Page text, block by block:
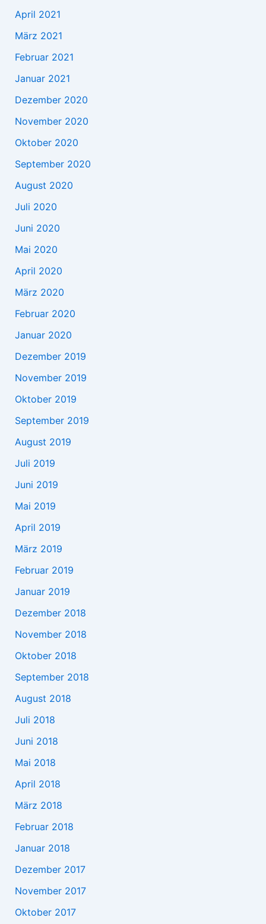
April 2021
März 2021
Februar 2021
Januar 2021
Dezember 2020
November 2020
Oktober 2020
September 2020
August 2020
Juli 2020
Juni 2020
Mai 2020
April 2020
März 2020
Februar 2020
Januar 2020
Dezember 2019
November 2019
Oktober 2019
September 2019
August 2019
Juli 2019
Juni 2019
Mai 2019
April 2019
März 2019
Februar 2019
Januar 2019
Dezember 2018
November 2018
Oktober 2018
September 2018
August 2018
Juli 2018
Juni 2018
Mai 2018
April 2018
März 2018
Februar 2018
Januar 2018
Dezember 2017
November 2017
Oktober 2017